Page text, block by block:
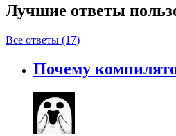
Лучшие ответы
Все ответы (17)
Почему